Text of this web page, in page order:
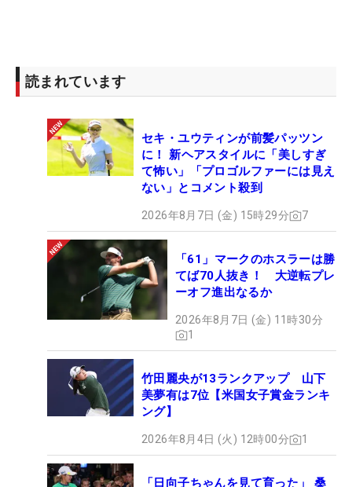
読まれています
セキ・ユウティンが前髪パッツン
に！ 新ヘアスタイルに「美しすぎ
て怖い」「プロゴルファーには見え
ない」とコメント殺到
2026年8月7日 (金) 15時29分 7
「61」マークのホスラーは勝
てば70人抜き！ 大逆転プレ
ーオフ進出なるか
2026年8月7日 (金) 11時30分
1
竹田麗央が13ランクアップ 山下
美夢有は7位【米国女子賞金ランキ
ング】
2026年8月4日 (火) 12時00分 1
「日向子ちゃんを見て育った」 桑